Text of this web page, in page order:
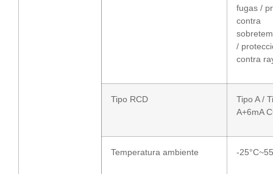
fugas /
contra
/
contra
Tipo RCD
Tipo A /
A+6mA
Temperatura ambiente -